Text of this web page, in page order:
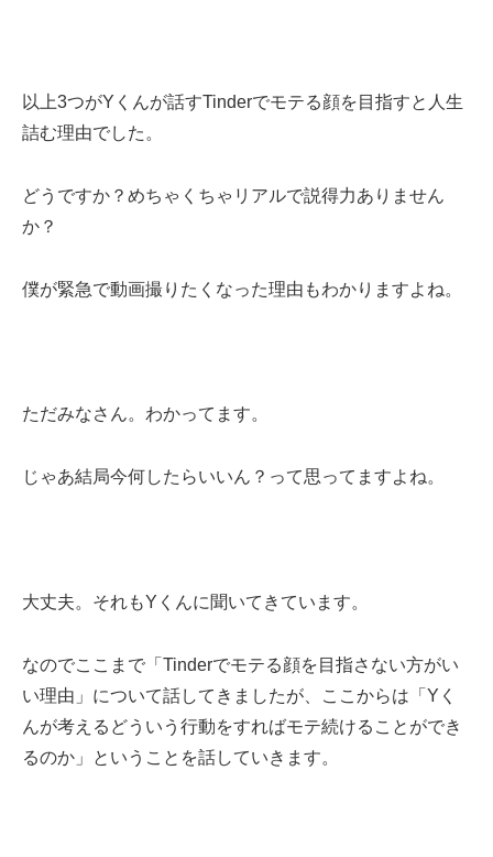
以上3つがYくんが話すTinderでモテる顔を目指すと人生
詰む理由でした。
どうですか？めちゃくちゃリアルで説得力ありません
か？
僕が緊急で動画撮りたくなった理由もわかりますよね。
ただみなさん。わかってます。
じゃあ結局今何したらいいん？って思ってますよね。
大丈夫。それもYくんに聞いてきています。
なのでここまで「Tinderでモテる顔を目指さない方がい
い理由」について話してきましたが、ここからは「Yく
んが考えるどういう行動をすればモテ続けることができ
るのか」ということを話していきます。